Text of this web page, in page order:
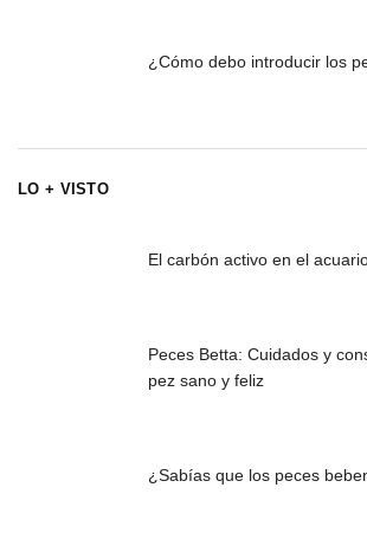
¿Cómo debo introducir los
LO + VISTO
El carbón activo en el
Peces Betta: Cuidados y
pez sano y feliz
¿Sabías que los peces